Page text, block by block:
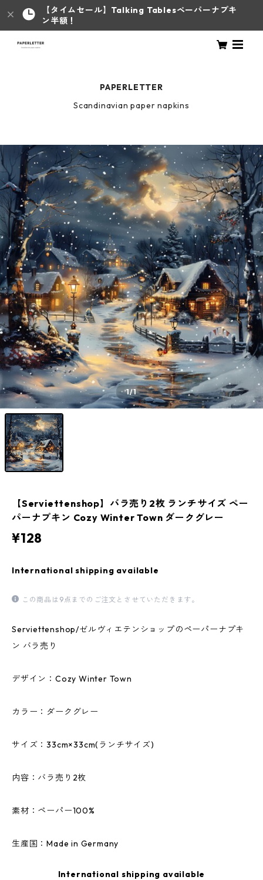
【タイムセール】Talking Tablesペーパーナプキ
ン半額！
PAPERLETTER
Scandinavian paper napkins
1/1
【Serviettenshop】バラ売り2枚 ランチサイズ ペー
パーナプキン Cozy Winter Town ダークグレー
¥128
International shipping available
この商品は9点までのご注文とさせていただきます。
Serviettenshop/ゼルヴィエテンショップのペーパーナプキ
ン バラ売り
デザイン：Cozy Winter Town
カラー：ダークグレー
サイズ：33cm×33cm(ランチサイズ)
内容：バラ売り2枚
素材：ペーパー100%
生産国：Made in Germany
International shipping available